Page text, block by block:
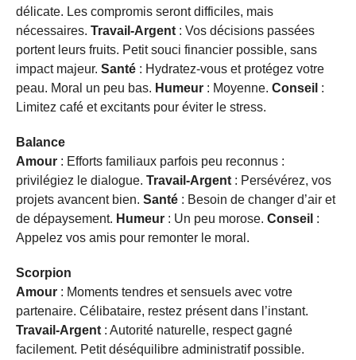
délicate. Les compromis seront difficiles, mais
nécessaires. Travail-Argent : Vos décisions passées
portent leurs fruits. Petit souci financier possible, sans
impact majeur. Santé : Hydratez-vous et protégez votre
peau. Moral un peu bas. Humeur : Moyenne. Conseil :
Limitez café et excitants pour éviter le stress.
Balance
Amour : Efforts familiaux parfois peu reconnus :
privilégiez le dialogue. Travail-Argent : Persévérez, vos
projets avancent bien. Santé : Besoin de changer d’air et
de dépaysement. Humeur : Un peu morose. Conseil :
Appelez vos amis pour remonter le moral.
Scorpion
Amour : Moments tendres et sensuels avec votre
partenaire. Célibataire, restez présent dans l’instant.
Travail-Argent : Autorité naturelle, respect gagné
facilement. Petit déséquilibre administratif possible.